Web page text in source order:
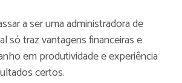
a ser uma administradora de
só traz vantagens financeiras e
em produtividade e experiência
certos.